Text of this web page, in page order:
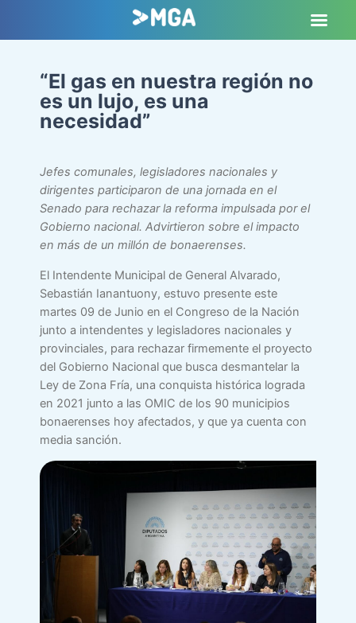
“El gas en nuestra región no
es un lujo, es una
necesidad”
Jefes comunales, legisladores nacionales y
dirigentes participaron de una jornada en el
Senado para rechazar la reforma impulsada por el
Gobierno nacional. Advirtieron sobre el impacto
en más de un millón de bonaerenses.
El Intendente Municipal de General Alvarado,
Sebastián Ianantuony, estuvo presente este
martes 09 de Junio en el Congreso de la Nación
junto a intendentes y legisladores nacionales y
provinciales, para rechazar firmemente el proyecto
del Gobierno Nacional que busca desmantelar la
Ley de Zona Fría, una conquista histórica lograda
en 2021 junto a las OMIC de los 90 municipios
bonaerenses hoy afectados, y que ya cuenta con
media sanción.